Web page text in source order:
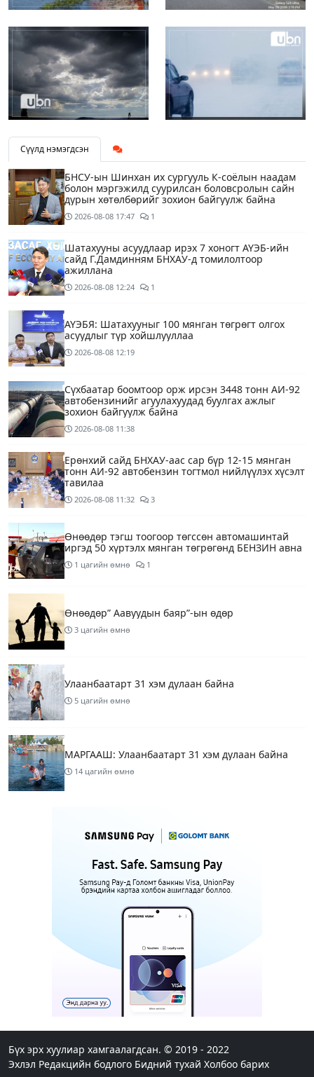
Сүүлд нэмэгдсэн
БНСУ-ын Шинхан их сургууль К-соёлын наадам
болон мэргэжилд суурилсан боловсролын сайн
дурын хөтөлбөрийг зохион байгуулж байна
2026-08-08 17:47 1
Шатахууны асуудлаар ирэх 7 хоногт АҮЭБ-ийн
сайд Г.Дамдинням БНХАУ-д томилолтоор
ажиллана
2026-08-08 12:24 1
АҮЭБЯ: Шатахууныг 100 мянган төгрөгт олгох
асуудлыг түр хойшлууллаа
2026-08-08 12:19
Сүхбаатар боомтоор орж ирсэн 3448 тонн АИ-92
автобензинийг агуулахуудад буулгах ажлыг
зохион байгуулж байна
2026-08-08 11:38
Ерөнхий сайд БНХАУ-аас сар бүр 12-15 мянган
тонн АИ-92 автобензин тогтмол нийлүүлэх хүсэлт
тавилаа
2026-08-08 11:32 3
Өнөөдөр тэгш тоогоор төгссөн автомашинтай
иргэд 50 хүртэлх мянган төгрөгөнд БЕНЗИН авна
1 цагийн өмнө 1
Өнөөдөр” Аавуудын баяр”-ын өдөр
3 цагийн өмнө
Улаанбаатарт 31 хэм дулаан байна
5 цагийн өмнө
МАРГААШ: Улаанбаатарт 31 хэм дулаан байна
14 цагийн өмнө
илрүүлэн шалгаж байна
Энэ сарын 9-13-ныг хүртэлх цаг агаарын
18 цагийн өмнө
Шатахуун дамлаж байгаа асуудалд ТЕГ-аас
холбогдох мэдээллийн дагуу шалгалтын
ажиллагааг эрчимжүүлж байна
20 цагийн өмнө 8
боломжоор хангана
20 цагийн өмнө
Бүх эрх хуулиар хамгаалагдсан. © 2019 - 2022
Эхлэл Редакцийн бодлого Бидний тухай Холбоо барих